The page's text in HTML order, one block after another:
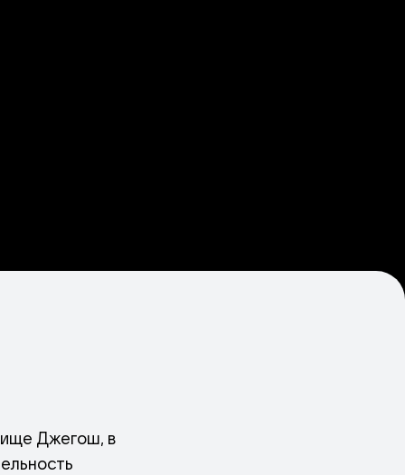
Джегош, в